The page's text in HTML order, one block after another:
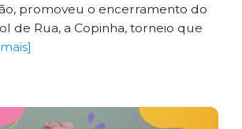
promoveu o encerramento do
de Rua, a Copinha, torneio que